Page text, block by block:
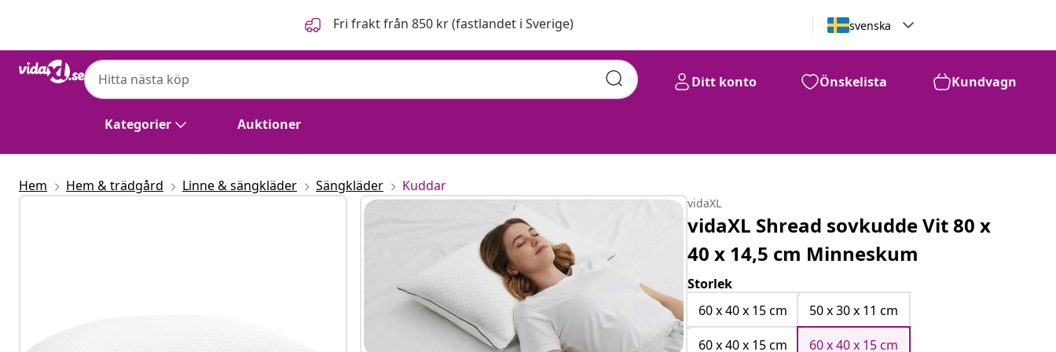
Fri frakt från 850 kr (fastlandet i Sverige) svenska
Kategorier Auktioner
Ditt konto Önskelista Kundvagn
Hem Hem & trädgård Linne & sängkläder Sängkläder Kuddar
vidaXL
vidaXL Shread sovkudde Vit 80 x
40 x 14,5 cm Minneskum
Storlek
60 x 40 x 15 cm
50 x 30 x 11 cm
60 x 40 x 15 cm
60 x 40 x 15 cm